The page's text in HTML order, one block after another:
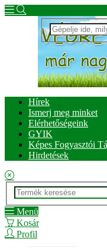
Hírek
Ismerj meg minket
Elérhetőségeink
GYIK
Képes Fogyasztói
Hirdetések
Menü
Kosár
Profil